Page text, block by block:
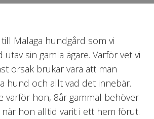
Malaga hundgård som vi
sin gamla ägare. Varför vet vi
orsak brukar vara att man
hund och allt vad det innebär.
varför hon, 8år gammal behöver
hon alltid varit i ett hem förut.